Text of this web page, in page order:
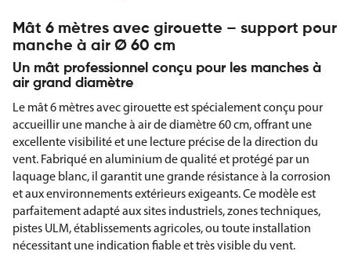
Mât 6 mètres avec girouette – support pour
manche à air Ø 60 cm
Un mât professionnel conçu pour les manches à
air grand diamètre
Le mât 6 mètres avec girouette est spécialement conçu pour
accueillir une manche à air de diamètre 60 cm, offrant une
excellente visibilité et une lecture précise de la direction du
vent. Fabriqué en aluminium de qualité et protégé par un
laquage blanc, il garantit une grande résistance à la corrosion
et aux environnements extérieurs exigeants. Ce modèle est
parfaitement adapté aux sites industriels, zones techniques,
pistes ULM, établissements agricoles, ou toute installation
nécessitant une indication fiable et très visible du vent.